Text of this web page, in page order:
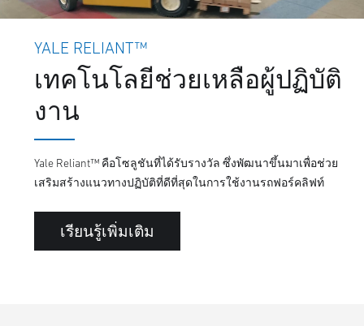
YALE RELIANT™
เทคโนโลยีช่วยเหลือผู้ปฏิบัติ
งาน
Yale Reliant™ คือโซลูชันที่ได้รับรางวัล ซึ่งพัฒนาขึ้นมาเพื่อช่วย
เสริมสร้างแนวทางปฏิบัติที่ดีที่สุดในการใช้งานรถฟอร์คลิฟท์
เรียนรู้เพิ่มเติม